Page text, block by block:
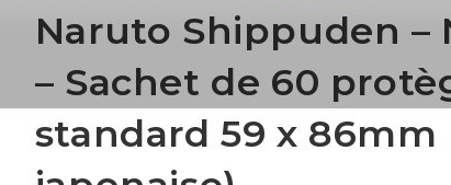
Naruto Shippuden –
– Sachet de 60
standard 59 x 86mm